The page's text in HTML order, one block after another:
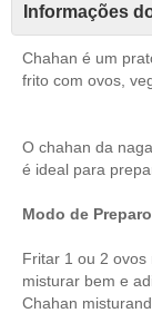
Informações
Chahan é um
frito com ovos,
O chahan da
é ideal para
Modo de
Fritar 1 ou 2
misturar bem e
Chahan